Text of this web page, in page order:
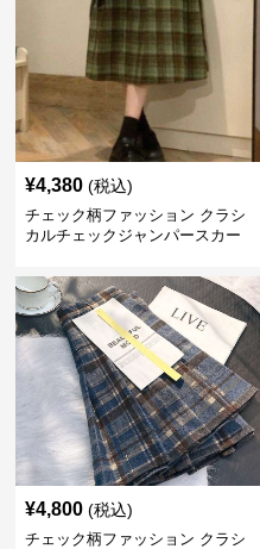
¥4,380 (税込)
チェック柄ファッション クラシ
カルチェックジャンパースカー
¥4,800 (税込)
チェック柄ファッション クラシ